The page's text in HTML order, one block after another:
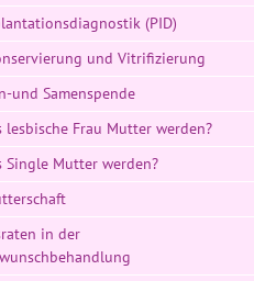
(PID)
und Vitrifizierung
und Samenspende
lesbische Frau Mutter werden?
Single Mutter werden?
in der